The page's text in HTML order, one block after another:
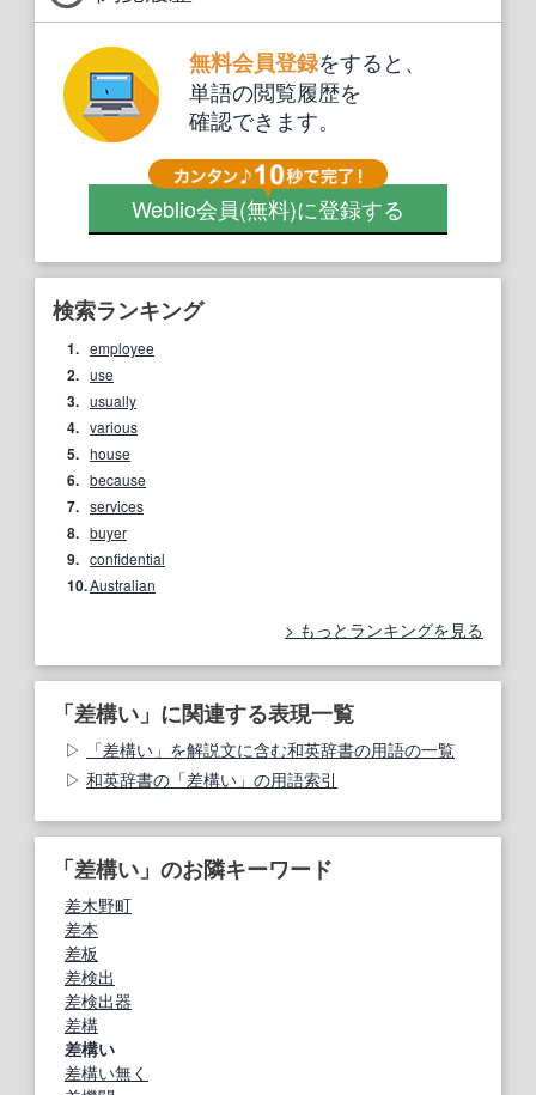
無料会員登録をすると、
単語の閲覧履歴を
確認できます。
Weblio会員(無料)に登録する
検索ランキング
1. employee
2. use
3. usually
4. various
5. house
6. because
7. services
8. buyer
9. confidential
10.Australian
もっとランキングを見る
「差構い」に関連する表現一覧
「差構い」を解説文に含む和英辞書の用語の一覧
和英辞書の「差構い」の用語索引
「差構い」のお隣キーワード
差木野町
差本
差板
差検出
差検出器
差構
差構い
差構い無く